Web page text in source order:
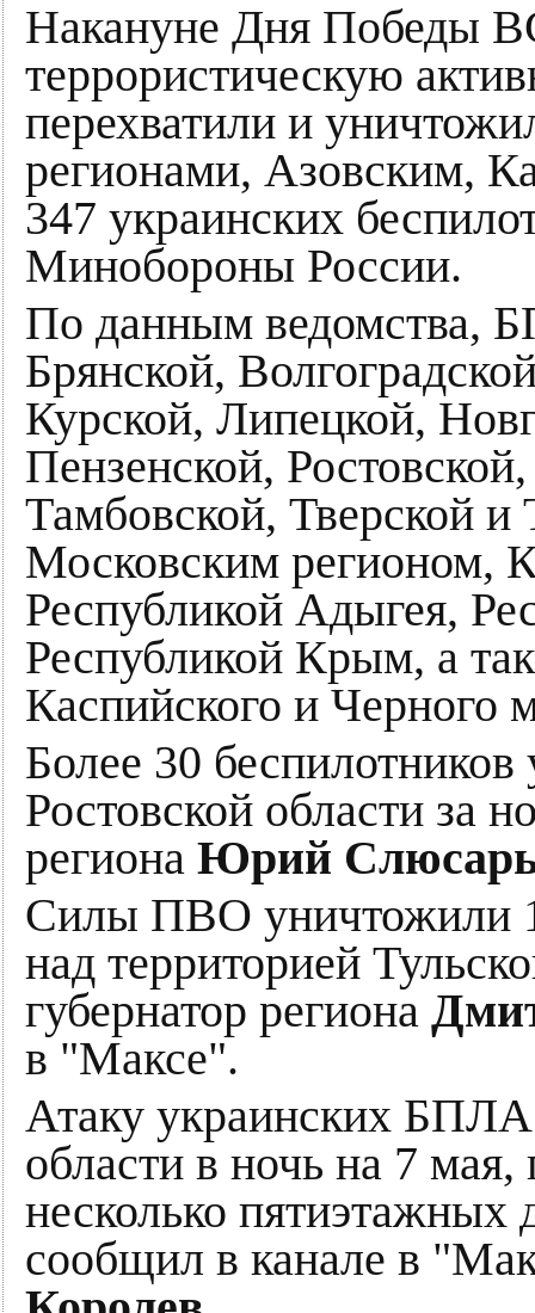
Накануне Дня Победы
террористическую
перехватили и
регионами, Азовским,
347 украинских
Минобороны России.
По данным ведомства,
Брянской,
Курской, Липецкой,
Пензенской,
Тамбовской, Тверской и
Московским регионом,
Республикой Адыгея,
Республикой Крым, а
Каспийского и Черного
Более 30
Ростовской области за
региона Юрий
Силы ПВО уничтожили
над территорией
губернатор региона
в "Максе".
Атаку украинских БПЛА
области в ночь на 7
несколько
сообщил в канале в